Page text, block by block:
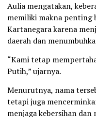
Aulia mengatakan,
memiliki makna penting
Kartanegara karena
daerah dan
“Kami tetap
Putih,” ujarnya.
Menurutnya, nama
tetapi juga
menjaga kebersihan dan